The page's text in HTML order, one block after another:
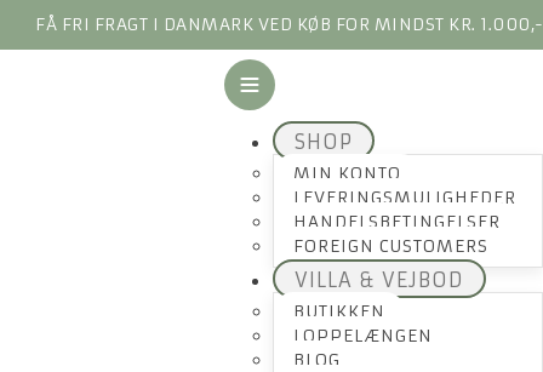
FÅ FRI FRAGT I DANMARK VED KØB FOR MINDST KR. 1.000,-
SHOP
MIN KONTO
LEVERINGSMULIGHEDER
HANDELSBETINGELSER
FOREIGN CUSTOMERS
VILLA & VEJBOD
BUTIKKEN
LOPPELÆNGEN
BLOG